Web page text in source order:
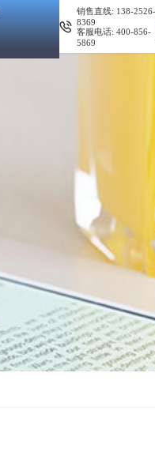
销售直线: 138-2526-
8369
客服电话: 400-856-
5869